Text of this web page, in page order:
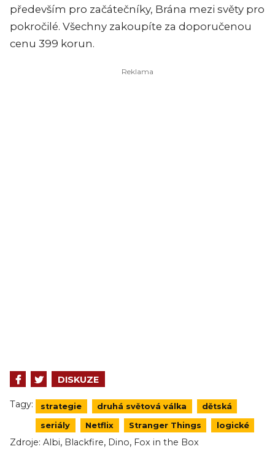
především pro začátečníky, Brána mezi světy pro
pokročilé. Všechny zakoupíte za doporučenou
cenu 399 korun.
DISKUZE
Tagy: strategie druhá světová válka dětská
seriály Netflix Stranger Things logické
Zdroje: Albi, Blackfire, Dino, Fox in the Box